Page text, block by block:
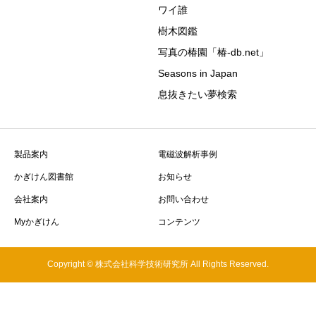
ワイ誰
樹木図鑑
写真の椿園「椿-db.net」
Seasons in Japan
息抜きたい夢検索
製品案内 電磁波解析事例
かぎけん図書館 お知らせ
会社案内 お問い合わせ
Myかぎけん コンテンツ
Copyright © 株式会社科学技術研究所 All Rights Reserved.